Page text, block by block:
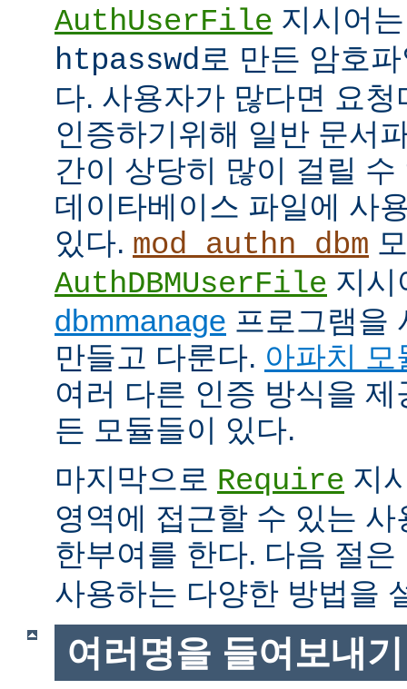
AuthUserFile 지시어
htpasswd 로 만든 암호
다. 사용자가 많다면 요
인증하기위해 일반 문서
간이 상당히 많이 걸릴
데이타베이스 파일에 사
있다. mod_authn_dbm
AuthDBMUserFile 지시
dbmmanage 프로그램을
만들고 다룬다. 아파치
여러 다른 인증 방식을
든 모듈들이 있다.
마지막으로 Require 지
영역에 접근할 수 있는
한부여를 한다. 다음 절은
사용하는 다양한 방법을
여러명을 들여보내기